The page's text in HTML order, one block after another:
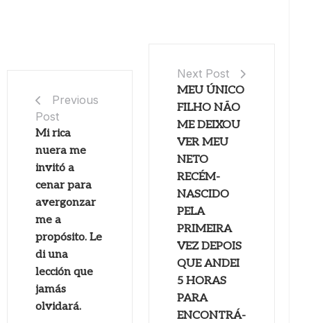
Previous
Post
Mi rica
nuera me
invitó a
cenar para
avergonzar
me a
propósito. Le
di una
lección que
jamás
olvidará.
Next Post
MEU ÚNICO
FILHO NÃO
ME DEIXOU
VER MEU
NETO
RECÉM-
NASCIDO
PELA
PRIMEIRA
VEZ DEPOIS
QUE ANDEI
5 HORAS
PARA
ENCONTRÁ-